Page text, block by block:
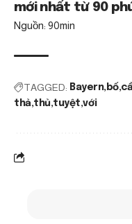
mới nhất từ 90
Nguồn: 90min
TAGGED: Bayern bố
thả thủ tuyệt với